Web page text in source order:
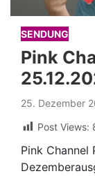
SENDUNG
Pink
25. Dezember
Post Views:
Pink Channel